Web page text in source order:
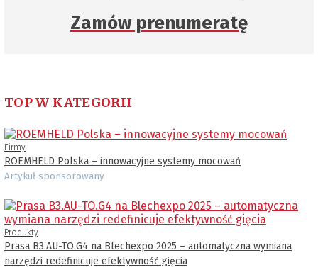
Zamów prenumeratę
TOP W KATEGORII
Firmy
ROEMHELD Polska – innowacyjne systemy mocowań
Artykuł sponsorowany
Produkty
Prasa B3.AU-TO.G4 na Blechexpo 2025 – automatyczna wymiana
narzędzi redefinicuje efektywność gięcia